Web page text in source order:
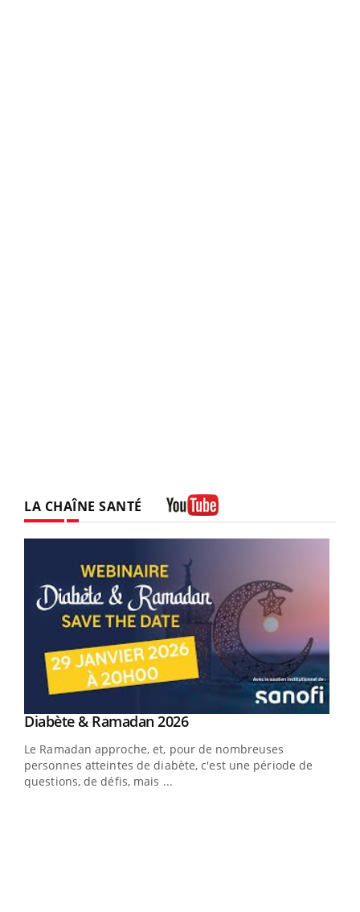
LA CHAÎNE SANTÉ
Youtube
Diabète & Ramadan 2026Youtube
Le Ramadan approche, et, pour de nombreuses
personnes atteintes de diabète, c'est une période de
questions, de défis, mais ...
Youtube
Un « jumeau numérique » pour faciliter l’accès
Un établissement lié à un groupe mutualiste innove en
matière de bilan de santé : l'utilisation d'un « jumeau